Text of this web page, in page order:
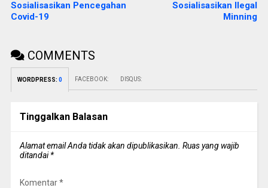
Sosialisasikan Pencegahan
Covid-19
Sosialisasikan Ilegal
Minning
COMMENTS
WORDPRESS: 0 FACEBOOK: DISQUS:
Tinggalkan Balasan
Alamat email Anda tidak akan dipublikasikan. Ruas yang wajib
ditandai*
Komentar*